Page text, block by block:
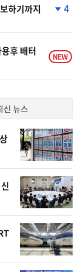
하기까지
계
락
4
후 배터
NEW
신 뉴스